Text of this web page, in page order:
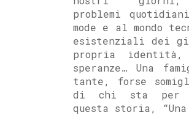
problemi
mode e al mondo
esistenziali dei
propria
speranze… Una
tante, forse
di chi sta per
questa storia,